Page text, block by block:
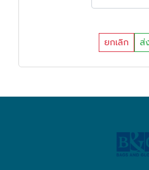
ยกเลิก ส่